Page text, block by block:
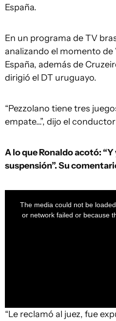
España.
En un programa de TV
analizando el momento de
España, además de
dirigió el DT uruguayo.
“Pezzolano tiene tres
empate…”, dijo el
A lo que Ronaldo acotó:
suspensión”. Su
The media could not be
or network failed or because
“Le reclamó al juez, fue